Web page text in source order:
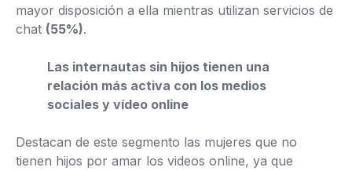
mayor disposición a ella mientras utilizan servicios de
chat (55%).
Las internautas sin hijos tienen una
relación más activa con los medios
sociales y vídeo online
Destacan de este segmento las mujeres que no
tienen hijos por amar los videos online, ya que